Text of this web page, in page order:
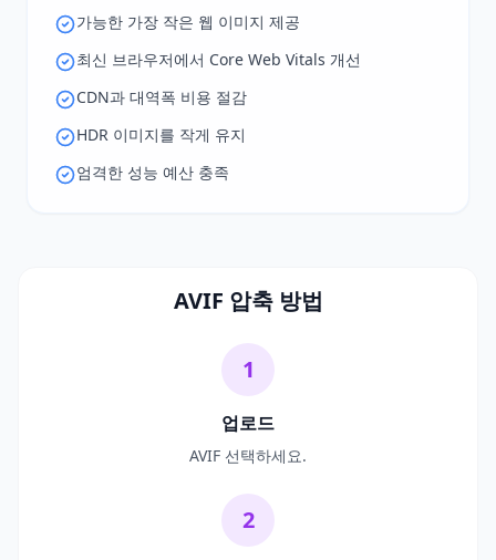
가능한 가장 작은 웹 이미지 제공
최신 브라우저에서 Core Web Vitals 개선
CDN과 대역폭 비용 절감
HDR 이미지를 작게 유지
엄격한 성능 예산 충족
AVIF 압축 방법
1
업로드
AVIF 선택하세요.
2